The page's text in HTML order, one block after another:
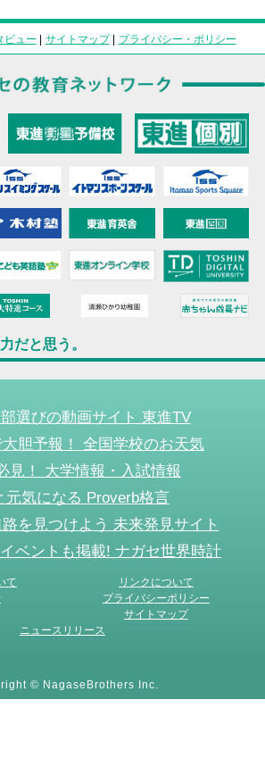
ビュー | サイトマップ| プライバシー・ポリシー
だと思う。
選びの動画サイト 東進TV
胆予報！ 全国学校のお天気
見！ 大学情報・入試情報
元気になる Proverb格言
を見つけよう 未来発見サイト
ベントも掲載! ナガセ世界時計
て
リンクについて
プライバシーポリシー
サイトマップ
ニュースリリース
© NagaseBrothers Inc.